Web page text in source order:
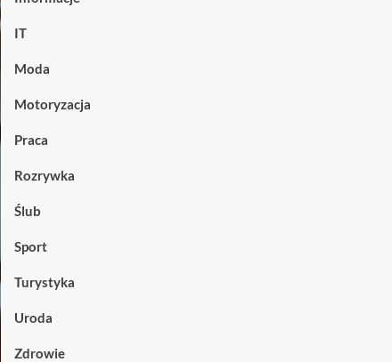
IT
Moda
Motoryzacja
Praca
Rozrywka
Ślub
Sport
Turystyka
Uroda
Zdrowie